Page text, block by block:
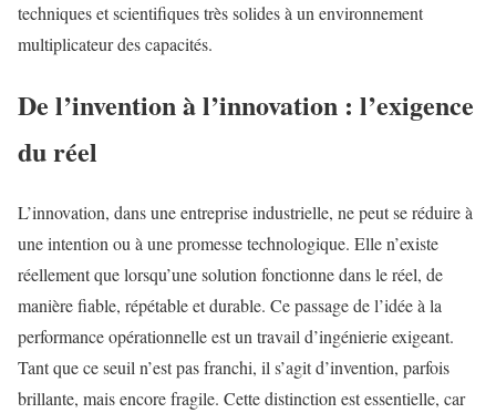
techniques et scientifiques très solides à un environnement
multiplicateur des capacités.
De l’invention à l’innovation : l’exigence
du réel
L’innovation, dans une entreprise industrielle, ne peut se réduire à
une intention ou à une promesse technologique. Elle n’existe
réellement que lorsqu’une solution fonctionne dans le réel, de
manière fiable, répétable et durable. Ce passage de l’idée à la
performance opérationnelle est un travail d’ingénierie exigeant.
Tant que ce seuil n’est pas franchi, il s’agit d’invention, parfois
brillante, mais encore fragile. Cette distinction est essentielle, car